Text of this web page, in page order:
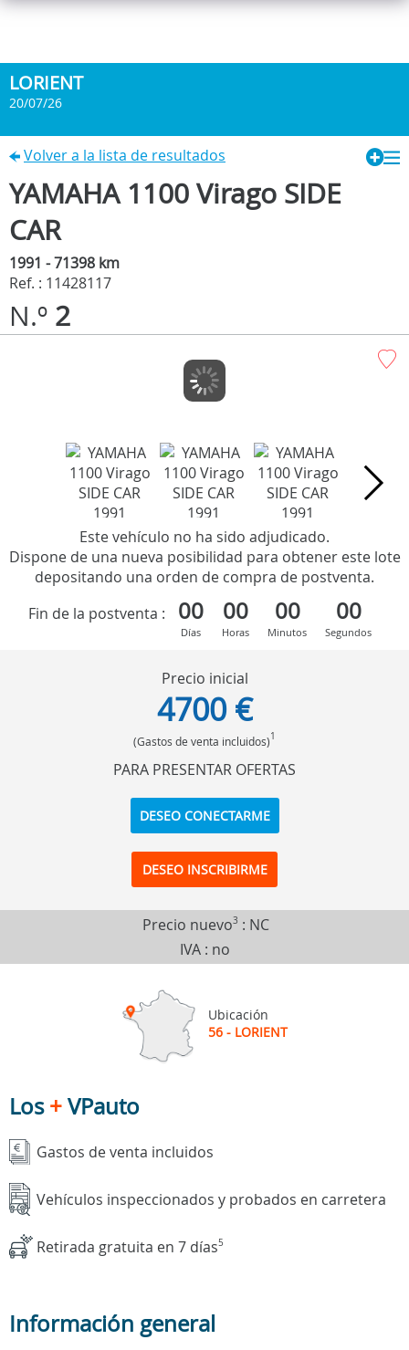
LORIENT
20/07/26
Volver a la lista de resultados
YAMAHA 1100 Virago SIDE
CAR
1991 - 71398 km
Ref. : 11428117
N.º 2
Este vehículo no ha sido adjudicado.
Dispone de una nueva posibilidad para obtener este lote
depositando una orden de compra de postventa.
Fin de la postventa :
00
Días
00
Horas
00
Minutos
00
Segundos
Precio inicial
4700 €
(Gastos de venta incluidos)1
PARA PRESENTAR OFERTAS
DESEO CONECTARME
DESEO INSCRIBIRME
Precio nuevo3 : NC
IVA : no
Ubicación
56 - LORIENT
Los+VPauto
Gastos de venta incluidos
Vehículos inspeccionados y probados en carretera
Retirada gratuita en 7 días5
Información general